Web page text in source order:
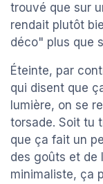
trouvé que sur
rendait plutôt
déco" plus que
Éteinte, par
qui disent que
lumière, on se
torsade. Soit tu
que ça fait un
des goûts et de
minimaliste, ça